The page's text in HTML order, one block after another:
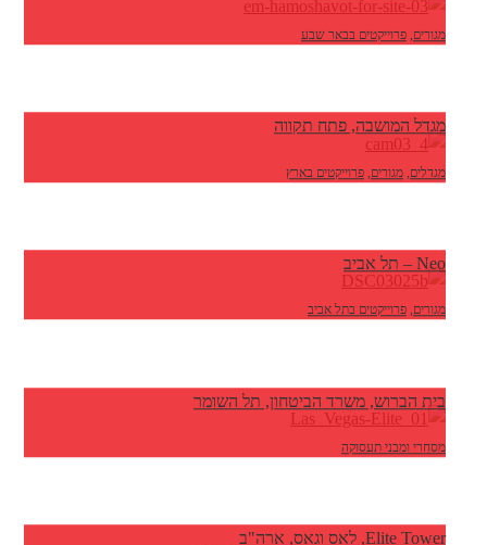
מגורים, פרוייקטים בבאר שבע
מגדל המושבה, פתח תקווה
מגדלים, מגורים, פרוייקטים בארץ
Neo – תל אביב
מגורים, פרוייקטים בתל אביב
בית הברוש, משרד הביטחון, תל השומר
מסחרי ומבני תעסוקה
Elite Tower, לאס וגאס, ארה"ב